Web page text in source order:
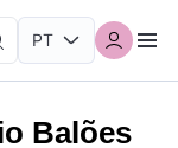
Balões